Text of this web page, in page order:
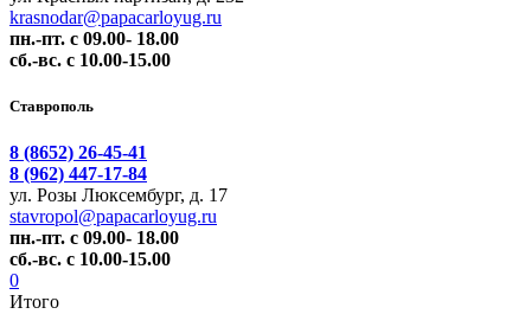
krasnodar@papacarloyug.ru
пн.-пт. с 09.00- 18.00
сб.-вс. с 10.00-15.00
Ставрополь
8 (8652) 26-45-41
8 (962) 447-17-84
ул. Розы Люксембург, д. 17
stavropol@papacarloyug.ru
пн.-пт. с 09.00- 18.00
сб.-вс. с 10.00-15.00
0
Итого